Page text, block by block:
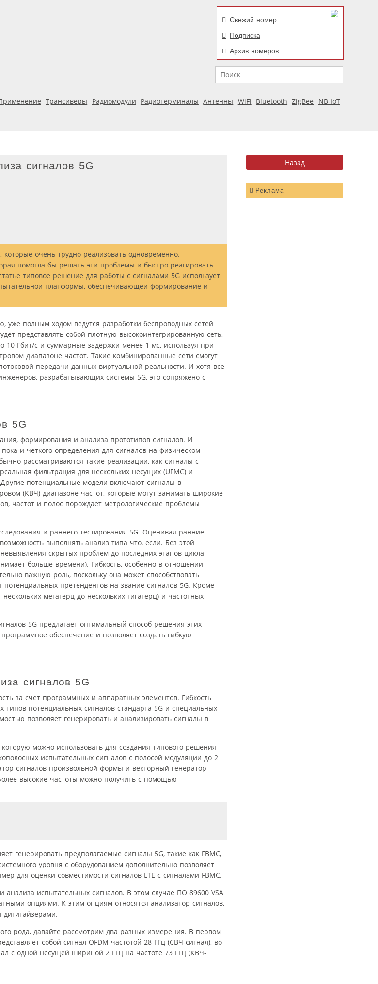
Свежий номер
Подписка
Архив номеров
Поиск
Трансиверы Радиомодули Радиотерминалы Антенны WiFi Bluetooth ZigBee
NB-IoT
Реклама
сигналов 5G
которые очень трудно реализовать одновременно.
помогла бы решать эти проблемы и быстро реагировать
типовое решение для работы с сигналами 5G использует
платформы, обеспечивающей формирование и
уже полным ходом ведутся разработки беспроводных сетей
представлять собой плотную высокоинтегрированную сеть,
Гбит/с и суммарные задержки менее 1 мс, используя при
диапазоне частот. Такие комбинированные сети смогут
передачи данных виртуальной реальности. И хотя все
разрабатывающих системы 5G, это сопряжено с
5G
формирования и анализа прототипов сигналов. И
и четкого определения для сигналов на физическом
рассматриваются такие реализации, как сигналы с
фильтрация для нескольких несущих (UFMC) и
потенциальные модели включают сигналы в
(КВЧ) диапазоне частот, которые могут занимать широкие
частот и полос порождает метрологические проблемы
и раннего тестирования 5G. Оценивая ранние
выполнять анализ типа что, если. Без этой
скрытых проблем до последних этапов цикла
больше времени). Гибкость, особенно в отношении
важную роль, поскольку она может способствовать
претендентов на звание сигналов 5G. Кроме
мегагерц до нескольких гигагерц) и частотных
5G предлагает оптимальный способ решения этих
обеспечение и позволяет создать гибкую
сигналов 5G
за счет программных и аппаратных элементов. Гибкость
потенциальных сигналов стандарта 5G и специальных
позволяет генерировать и анализировать сигналы в
можно использовать для создания типового решения
испытательных сигналов с полосой модуляции до 2
сигналов произвольной формы и векторный генератор
высокие частоты можно получить с помощью
генерировать предполагаемые сигналы 5G, такие как FBMC,
уровня с оборудованием дополнительно позволяет
для оценки совместимости сигналов LTE с сигналами FBMC.
испытательных сигналов. В этом случае ПО 89600 VSA
опциями. К этим опциям относятся анализатор сигналов,
рода, давайте рассмотрим два разных измерения. В первом
собой сигнал OFDM частотой 28 ГГц (СВЧ-сигнал), во
с одной несущей шириной 2 ГГц на частоте 73 ГГц (КВЧ-